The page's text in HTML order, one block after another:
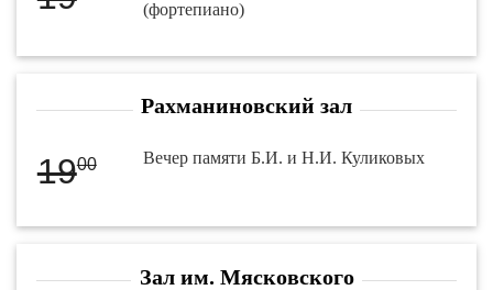
(фортепиано)
Рахманиновский зал
1900 Вечер памяти Б.И. и Н.И. Куликовых
Зал им. Мясковского